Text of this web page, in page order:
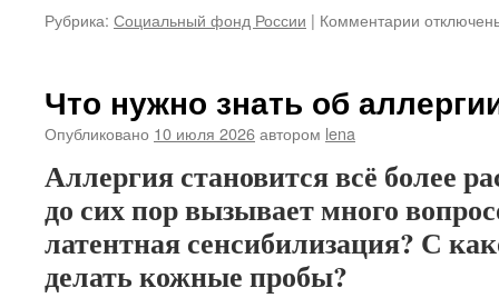
Рубрика: Социальный фонд России | Комментарии к
Что нужно знать об
Опубликовано 10 июля 2026автором lena
Аллергия становится всё более
до сих пор вызывает много
латентная сенсибилизация? С
делать кожные пробы?